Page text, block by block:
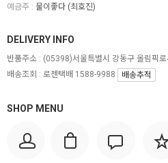
예금주 : 물이좋다 (최호진)
SHOP MENU
DELIVERY INFO
반품주소 : (05398)서울특별시 강동구 올림픽
배송조회 : 로젠택배 1588-9988
배송추적